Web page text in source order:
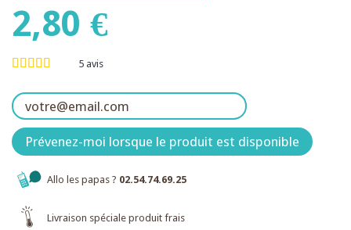
2,80 €
5 avis
Prévenez-moi lorsque le produit est disponible
Allo les papas ? 02.54.74.69.25
Livraison spéciale produit frais